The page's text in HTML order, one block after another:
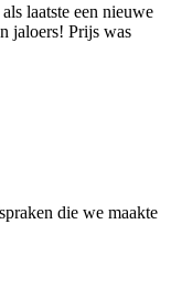
laatste een nieuwe
jaloers! Prijs was
die we maakte